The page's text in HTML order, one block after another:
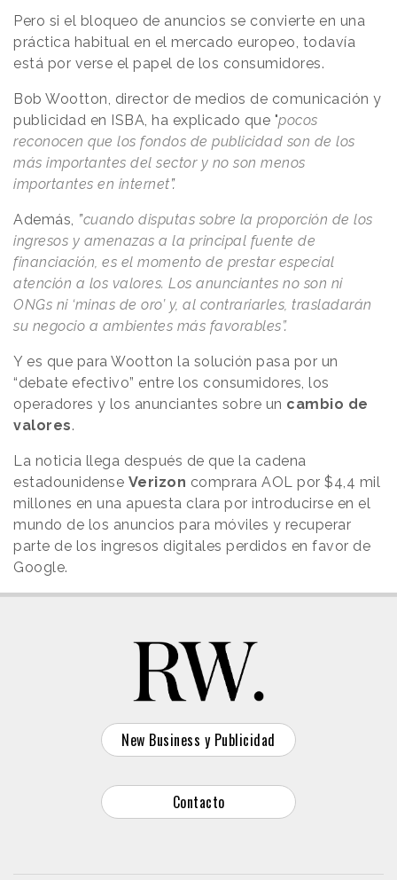
Pero si el bloqueo de anuncios se convierte en una
práctica habitual en el mercado europeo, todavía
está por verse el papel de los consumidores.
Bob Wootton, director de medios de comunicación y
publicidad en ISBA, ha explicado que "pocos
reconocen que los fondos de publicidad son de los
más importantes del sector y no son menos
importantes en internet”.
Además, ”cuando disputas sobre la proporción de los
ingresos y amenazas a la principal fuente de
financiación, es el momento de prestar especial
atención a los valores. Los anunciantes no son ni
ONGs ni ‘minas de oro’ y, al contrariarles, trasladarán
su negocio a ambientes más favorables”.
Y es que para Wootton la solución pasa por un
“debate efectivo” entre los consumidores, los
operadores y los anunciantes sobre un cambio de
valores.
La noticia llega después de que la cadena
estadounidense Verizon comprara AOL por $4,4 mil
millones en una apuesta clara por introducirse en el
mundo de los anuncios para móviles y recuperar
parte de los ingresos digitales perdidos en favor de
Google.
New Business y Publicidad
Contacto